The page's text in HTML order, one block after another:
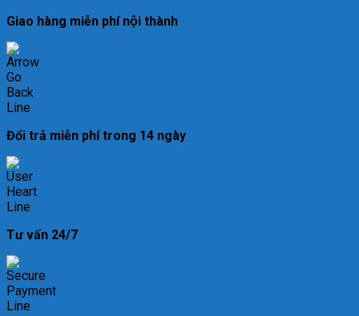
Giao hàng miễn phí nội thành
Đổi trả miễn phí trong 14 ngày
Tư vấn 24/7